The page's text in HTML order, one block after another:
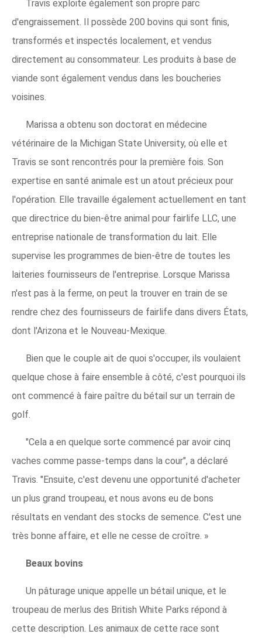
Travis exploite également son propre parc
d'engraissement. Il possède 200 bovins qui sont finis,
transformés et inspectés localement, et vendus
directement au consommateur. Les produits à base de
viande sont également vendus dans les boucheries
voisines.
Marissa a obtenu son doctorat en médecine
vétérinaire de la Michigan State University, où elle et
Travis se sont rencontrés pour la première fois. Son
expertise en santé animale est un atout précieux pour
l'opération. Elle travaille également actuellement en tant
que directrice du bien-être animal pour fairlife LLC, une
entreprise nationale de transformation du lait. Elle
supervise les programmes de bien-être de toutes les
laiteries fournisseurs de l'entreprise. Lorsque Marissa
n'est pas à la ferme, on peut la trouver en train de se
rendre chez des fournisseurs de fairlife dans divers États,
dont l'Arizona et le Nouveau-Mexique.
Bien que le couple ait de quoi s'occuper, ils voulaient
quelque chose à faire ensemble à côté, c'est pourquoi ils
ont commencé à faire paître du bétail sur un terrain de
golf.
"Cela a en quelque sorte commencé par avoir cinq
vaches comme passe-temps dans la cour", a déclaré
Travis. "Ensuite, c'est devenu une opportunité d'acheter
un plus grand troupeau, et nous avons eu de bons
résultats en vendant des stocks de semence. C'est une
très bonne affaire, et elle ne cesse de croître. »
Beaux bovins
Un pâturage unique appelle un bétail unique, et le
troupeau de merlus des British White Parks répond à
cette description. Les animaux de cette race sont